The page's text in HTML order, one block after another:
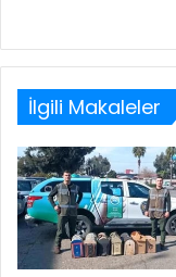
İlgili Makaleler